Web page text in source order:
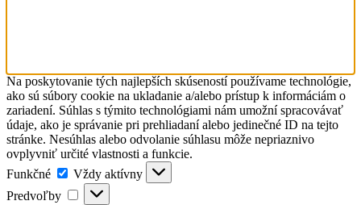
Na poskytovanie tých najlepších skúseností používame technológie,
ako sú súbory cookie na ukladanie a/alebo prístup k informáciám o
zariadení. Súhlas s týmito technológiami nám umožní spracovávať
údaje, ako je správanie pri prehliadaní alebo jedinečné ID na tejto
stránke. Nesúhlas alebo odvolanie súhlasu môže nepriaznivo
ovplyvniť určité vlastnosti a funkcie.
Funkčné
Funkčné
Vždy aktívny
Predvoľby
Predvoľby